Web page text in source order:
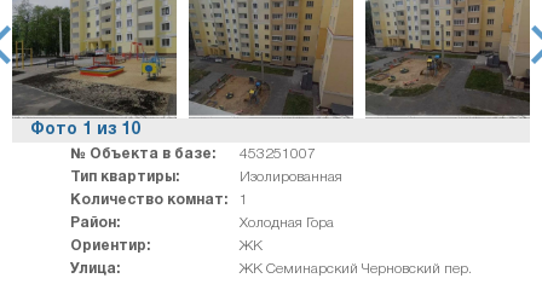
Фото 1 из 10
№ Объекта в базе:
453251007
Тип квартиры:
Изолированная
Количество комнат:
1
Район:
Холодная Гора
Ориентир:
ЖК
Улица:
ЖК Семинарский Черновский пер.